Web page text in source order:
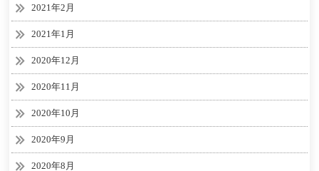
2021年2月
2021年1月
2020年12月
2020年11月
2020年10月
2020年9月
2020年8月